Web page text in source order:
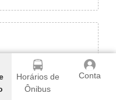
Horários de
Ônibus
Conta